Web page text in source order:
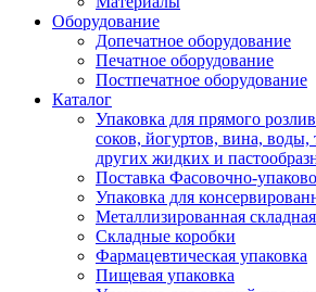
Оборудование
Допечатное оборудование
Печатное оборудование
Постпечатное оборудование
Каталог
Упаковка для прямого
соков, йогуртов, вина,
других жидких и
Поставка Фасовочно-
Упаковка для
Металлизированная
Складные коробки
Фармацевтическая упаковка
Пищевая упаковка